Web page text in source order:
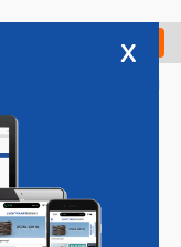
Check in
x